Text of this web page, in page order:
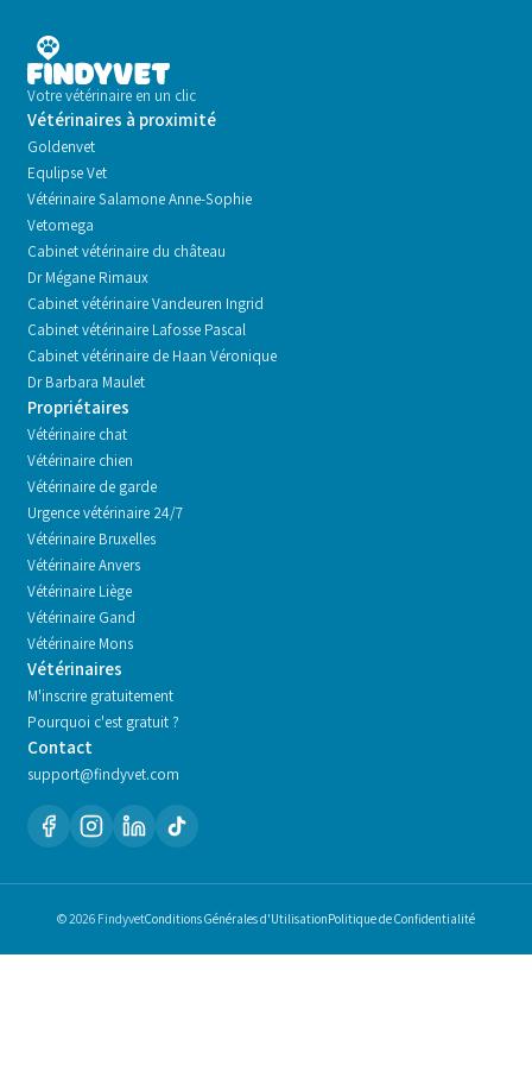
Votre vétérinaire en un clic
Vétérinaires à proximité
Goldenvet
Equlipse Vet
Vétérinaire Salamone Anne-Sophie
Vetomega
Cabinet vétérinaire du château
Dr Mégane Rimaux
Cabinet vétérinaire Vandeuren Ingrid
Cabinet vétérinaire Lafosse Pascal
Cabinet vétérinaire de Haan Véronique
Dr Barbara Maulet
Propriétaires
Vétérinaire chat
Vétérinaire chien
Vétérinaire de garde
Urgence vétérinaire 24/7
Vétérinaire Bruxelles
Vétérinaire Anvers
Vétérinaire Liège
Vétérinaire Gand
Vétérinaire Mons
Vétérinaires
M'inscrire gratuitement
Pourquoi c'est gratuit ?
Contact
support@findyvet.com
© 2026 FindyvetConditions Générales d'UtilisationPolitique de Confidentialité